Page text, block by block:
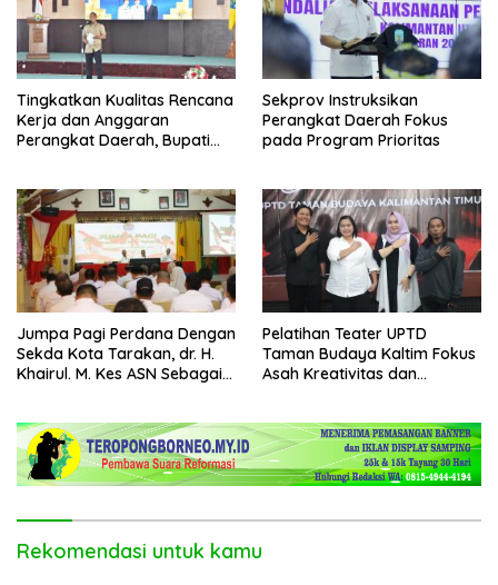
Tingkatkan Kualitas Rencana
Kerja dan Anggaran
Perangkat Daerah, Bupati
Sekprov Instruksikan
Perangkat Daerah Fokus
pada Program Prioritas
Jumpa Pagi Perdana Dengan
Sekda Kota Tarakan, dr. H.
Khairul. M. Kes ASN Sebagai
Pelatihan Teater UPTD
Taman Budaya Kaltim Fokus
Asah Kreativitas dan
Rekomendasi untuk kamu